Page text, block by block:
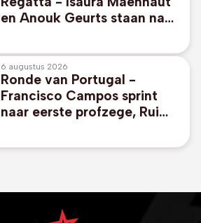
en Anouk Geurts staan na
olympische wateren van
2028
6 augustus 2026
Ronde van Portugal -
Francisco Campos sprint
naar eerste profzege, Rui